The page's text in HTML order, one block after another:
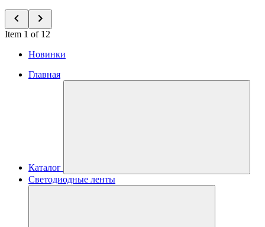
Item 1 of 12
Новинки
Главная
Каталог
Светодиодные ленты